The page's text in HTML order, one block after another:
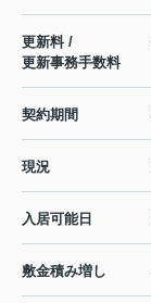
更新料 /
更新事務手数料
契約期間
現況
入居可能日
敷金積み増し